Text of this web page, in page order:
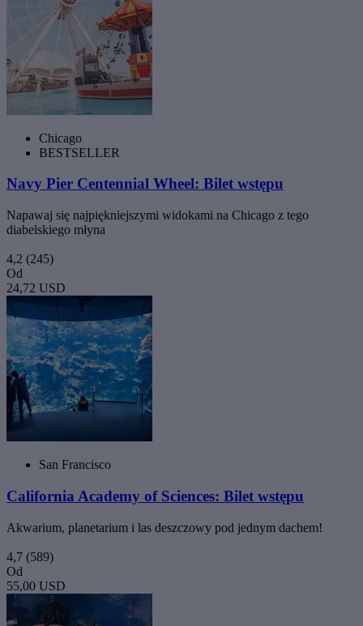
Chicago
BESTSELLER
Navy Pier Centennial Wheel: Bilet wstępu
Napawaj się najpiękniejszymi widokami na Chicago z tego
diabelskiego młyna
4,2 (245)
Od
24,72 USD
San Francisco
California Academy of Sciences: Bilet wstępu
Akwarium, planetarium i las deszczowy pod jednym dachem!
4,7 (589)
Od
55,00 USD